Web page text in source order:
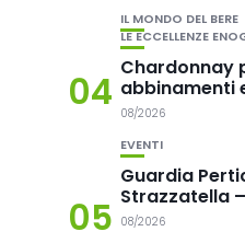
04
IL MONDO DEL BERE
LE ECCELLENZE
Chardonnay
abbinamenti
08/2026
05
EVENTI
Guardia
Strazzatella
08/2026